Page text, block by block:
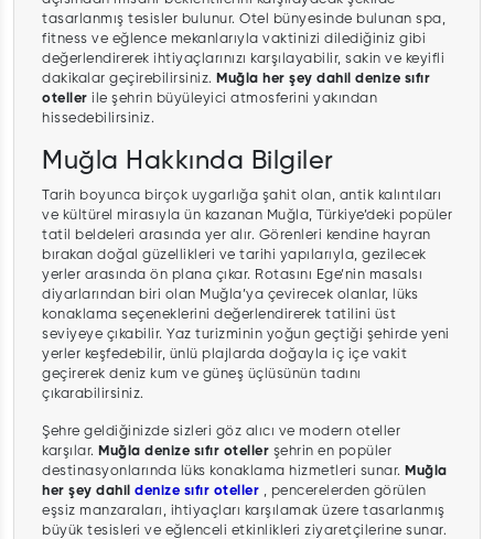
tasarlanmış tesisler bulunur. Otel bünyesinde bulunan spa,
fitness ve eğlence mekanlarıyla vaktinizi dilediğiniz gibi
değerlendirerek ihtiyaçlarınızı karşılayabilir, sakin ve keyifli
dakikalar geçirebilirsiniz. Muğla her şey dahil denize sıfır
oteller ile şehrin büyüleyici atmosferini yakından
hissedebilirsiniz.
Muğla Hakkında Bilgiler
Tarih boyunca birçok uygarlığa şahit olan, antik kalıntıları
ve kültürel mirasıyla ün kazanan Muğla, Türkiye’deki popüler
tatil beldeleri arasında yer alır. Görenleri kendine hayran
bırakan doğal güzellikleri ve tarihi yapılarıyla, gezilecek
yerler arasında ön plana çıkar. Rotasını Ege’nin masalsı
diyarlarından biri olan Muğla’ya çevirecek olanlar, lüks
konaklama seçeneklerini değerlendirerek tatilini üst
seviyeye çıkabilir. Yaz turizminin yoğun geçtiği şehirde yeni
yerler keşfedebilir, ünlü plajlarda doğayla iç içe vakit
geçirerek deniz kum ve güneş üçlüsünün tadını
çıkarabilirsiniz.
Şehre geldiğinizde sizleri göz alıcı ve modern oteller
karşılar. Muğla denize sıfır oteller şehrin en popüler
destinasyonlarında lüks konaklama hizmetleri sunar. Muğla
her şey dahil denize sıfır oteller , pencerelerden görülen
eşsiz manzaraları, ihtiyaçları karşılamak üzere tasarlanmış
büyük tesisleri ve eğlenceli etkinlikleri ziyaretçilerine sunar.